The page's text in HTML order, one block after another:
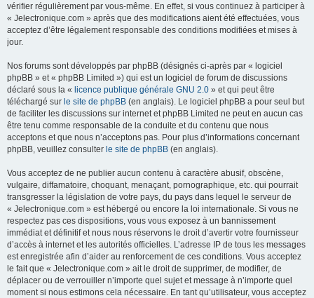
vérifier régulièrement par vous-même. En effet, si vous continuez à participer à
« Jelectronique.com » après que des modifications aient été effectuées, vous
acceptez d’être légalement responsable des conditions modifiées et mises à
jour.
Nos forums sont développés par phpBB (désignés ci-après par « logiciel
phpBB » et « phpBB Limited ») qui est un logiciel de forum de discussions
déclaré sous la « licence publique générale GNU 2.0 » et qui peut être
téléchargé sur le site de phpBB (en anglais). Le logiciel phpBB a pour seul but
de faciliter les discussions sur internet et phpBB Limited ne peut en aucun cas
être tenu comme responsable de la conduite et du contenu que nous
acceptons et que nous n’acceptons pas. Pour plus d’informations concernant
phpBB, veuillez consulter le site de phpBB (en anglais).
Vous acceptez de ne publier aucun contenu à caractère abusif, obscène,
vulgaire, diffamatoire, choquant, menaçant, pornographique, etc. qui pourrait
transgresser la législation de votre pays, du pays dans lequel le serveur de
« Jelectronique.com » est hébergé ou encore la loi internationale. Si vous ne
respectez pas ces dispositions, vous vous exposez à un bannissement
immédiat et définitif et nous nous réservons le droit d’avertir votre fournisseur
d’accès à internet et les autorités officielles. L’adresse IP de tous les messages
est enregistrée afin d’aider au renforcement de ces conditions. Vous acceptez
le fait que « Jelectronique.com » ait le droit de supprimer, de modifier, de
déplacer ou de verrouiller n’importe quel sujet et message à n’importe quel
moment si nous estimons cela nécessaire. En tant qu’utilisateur, vous acceptez